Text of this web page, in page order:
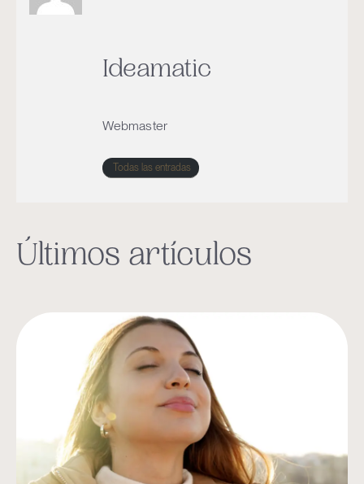
Ideamatic
Webmaster
Todas las entradas
Últimos artículos